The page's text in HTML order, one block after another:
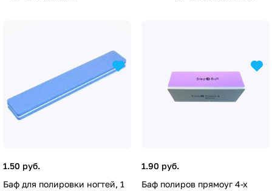
1.50 руб.
Баф для полировки ногтей, 1
1.90 руб.
Баф полиров прямоуг 4-х